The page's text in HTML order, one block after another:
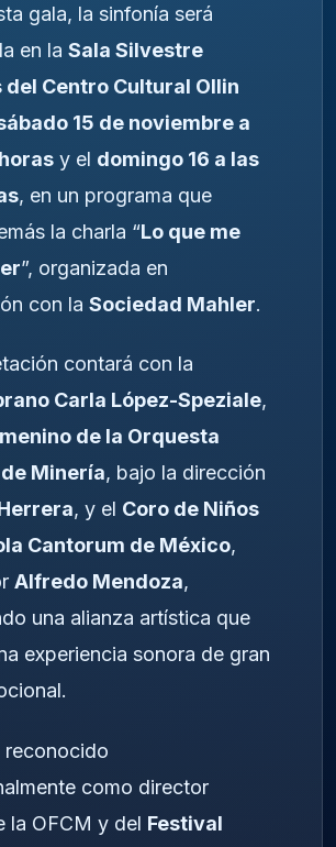
gala, la sinfonía será
en la Sala Silvestre
del Centro Cultural Ollin
15 de noviembre a
y el domingo 16 a las
, en un programa que
la charla “Lo que me
”, organizada en
con la Sociedad Mahler.
contará con la
Carla López-Speziale,
de la Orquesta
Minería, bajo la dirección
, y el Coro de Niños
Cantorum de México,
Alfredo Mendoza,
una alianza artística que
experiencia sonora de gran
como director
la OFCM y del Festival